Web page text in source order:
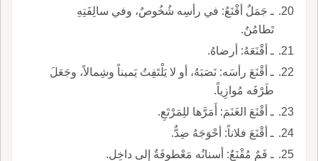
ـ جَمَلٌ أقْنَعُ: في رأسِه شُخُوصٌ، وفي سالِفَتِهِ
تَطامُنٌ.
ـ أقْنَعَهُ: أرضاهُ.
ـ أقْنَعَ رأسَه: نَصَبَهُ، أو لا يَلْتَفِتُ يَميناً وشِمالاً، وجَعَلَ
طَرْفَه مُوازِياً.
ـ أقْنَعَ الغَنَمَ: أَمَرَّها للِمَرْتَعِ.
ـ أقْنَعَ فلاناً: أحْوَجَهُ ضِدٌّ.
ـ فَمٌ مُقْنَعٌ: أسنانُه مَعْطوفَةٌ إلى داخِلٍ.